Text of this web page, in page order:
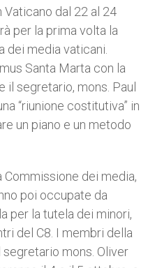
Vaticano dal 22 al 24
per la prima volta la
dei media vaticani.
Santa Marta con la
segretario, mons. Paul
“riunione costitutiva” in
un piano e un metodo
dei media,
poi occupate da
per la tutela dei minori,
del C8. I membri della
mons. Oliver